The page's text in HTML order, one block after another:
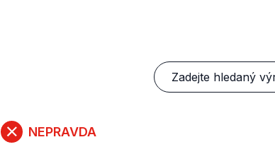
NEPRAVDA